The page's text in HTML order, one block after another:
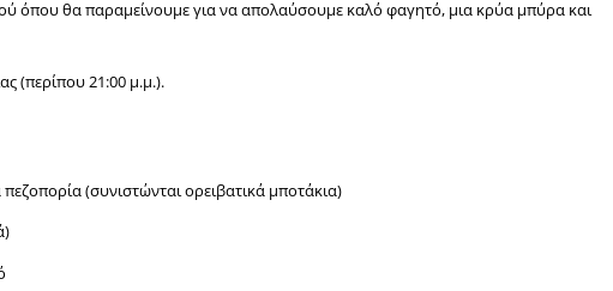
όπου θα παραμείνουμε για να απολαύσουμε καλό φαγητό, μια κρύα μπύρα και
(περίπου 21:00 μ.μ.).
(συνιστώνται ορειβατικά μποτάκια)